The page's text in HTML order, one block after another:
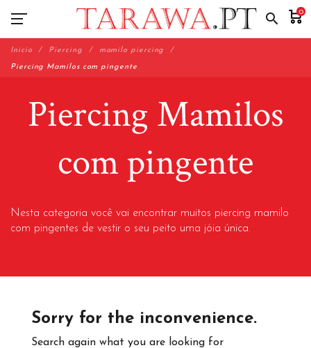
search 0
Início Piercing mamilo piercing
Piercing Mamilos com pingente
Piercing Mamilos
com pingente
Nesta categoria você vai encontrar muitos piercing mamilo
com pingentes de vestir o seu peito uma jóia única.
Sorry for the inconvenience.
Search again what you are looking for